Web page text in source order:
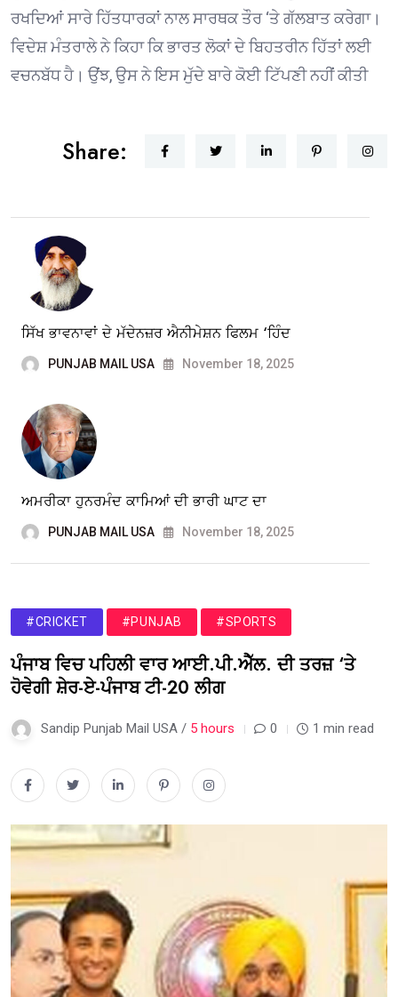
ਰਖਦਿਆਂ ਸਾਰੇ ਹਿੱਤਧਾਰਕਾਂ ਨਾਲ ਸਾਰਥਕ ਤੌਰ ‘ਤੇ ਗੱਲਬਾਤ ਕਰੇਗਾ।
ਵਿਦੇਸ਼ ਮੰਤਰਾਲੇ ਨੇ ਕਿਹਾ ਕਿ ਭਾਰਤ ਲੋਕਾਂ ਦੇ ਬਿਹਤਰੀਨ ਹਿੱਤਾਂ ਲਈ
ਵਚਨਬੱਧ ਹੈ। ਉਂਝ, ਉਸ ਨੇ ਇਸ ਮੁੱਦੇ ਬਾਰੇ ਕੋਈ ਟਿੱਪਣੀ ਨਹੀਂ ਕੀਤੀ
Share:
ਸਿੱਖ ਭਾਵਨਾਵਾਂ ਦੇ ਮੱਦੇਨਜ਼ਰ ਐਨੀਮੇਸ਼ਨ ਫਿਲਮ ‘ਹਿੰਦ
PUNJAB MAIL USA November 18, 2025
ਅਮਰੀਕਾ ਹੁਨਰਮੰਦ ਕਾਮਿਆਂ ਦੀ ਭਾਰੀ ਘਾਟ ਦਾ
PUNJAB MAIL USA November 18, 2025
#CRICKET #PUNJAB #SPORTS
ਪੰਜਾਬ ਵਿਚ ਪਹਿਲੀ ਵਾਰ ਆਈ.ਪੀ.ਐੱਲ. ਦੀ ਤਰਜ਼ ‘ਤੇ
ਹੋਵੇਗੀ ਸ਼ੇਰ-ਏ-ਪੰਜਾਬ ਟੀ-20 ਲੀਗ
Sandip Punjab Mail USA / 5 hours 0 1 min read